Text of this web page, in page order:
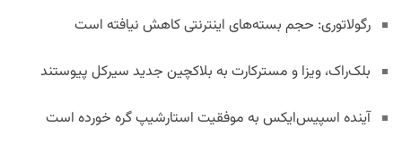
رگولاتوری: حجم بسته‌های اینترنتی کاهش نیافته است
بلک‌راک، ویزا و مسترکارت به بلاکچین جدید سیرکل پیوستند
آینده اسپیس‌ایکس به موفقیت استارشیپ گره خورده است